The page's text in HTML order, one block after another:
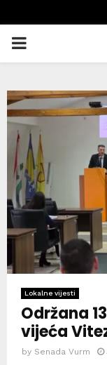
PRIMARY
Lokalne vijesti
Održana
vijeća
by Senada Vurm